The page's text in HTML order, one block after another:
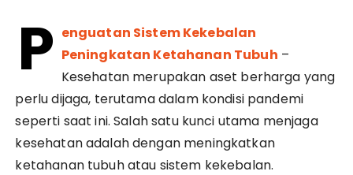
P enguatan Sistem Kekebalan
Peningkatan Ketahanan Tubuh –
Kesehatan merupakan aset berharga yang
perlu dijaga, terutama dalam kondisi pandemi
seperti saat ini. Salah satu kunci utama menjaga
kesehatan adalah dengan meningkatkan
ketahanan tubuh atau sistem kekebalan.